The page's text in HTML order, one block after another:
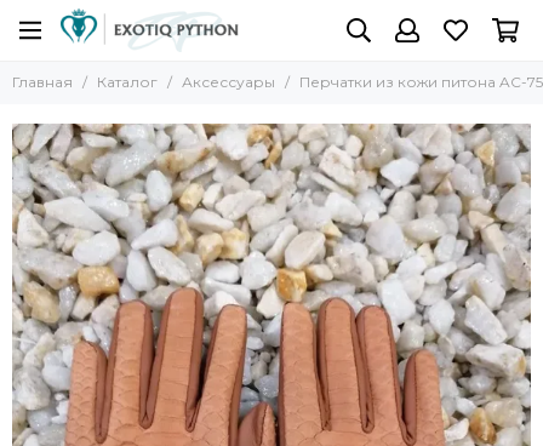
Главная Каталог Аксессуары Перчатки из кожи питона AC-75